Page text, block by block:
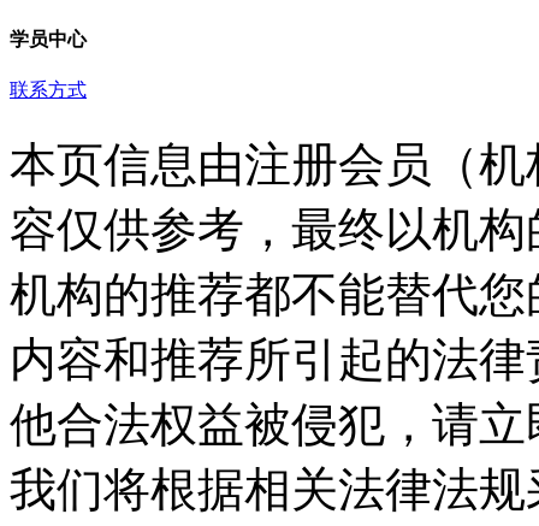
学员中心
联系方式
本页信息由注册会员（
容仅供参考，最终以机
机构的推荐都不能替代
内容和推荐所引起的法
他合法权益被侵犯，请
我们将根据相关法律法